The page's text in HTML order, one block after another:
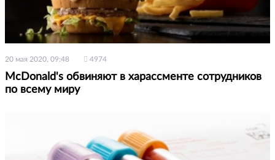
20 мая 2020, 09:48 4974
McDonald's обвиняют в харассменте сотрудников
по всему миру